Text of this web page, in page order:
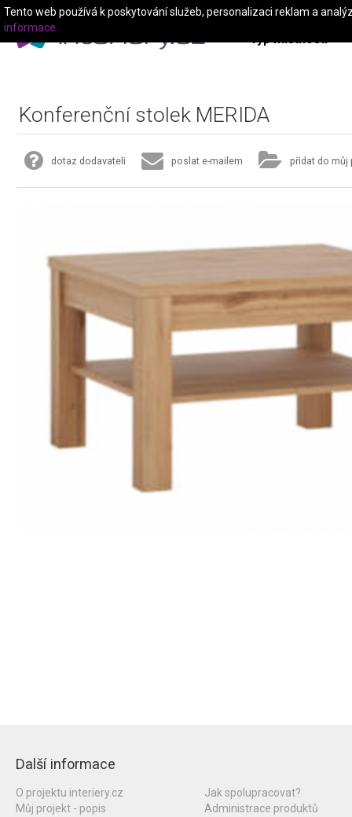
Typ místnosti
Konferenční stolek MERIDA
dotaz dodavateli poslat e-mailem přidat do můj
Další informace
O projektu interiery.cz
Můj projekt - popis
Jak spolupracovat?
Administrace produktů
Tento web používá k poskytování služeb, personalizaci reklam a
informace